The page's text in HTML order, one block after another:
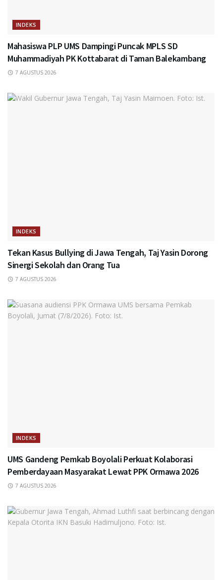
INDEKS
Mahasiswa PLP UMS Dampingi Puncak MPLS SD
Muhammadiyah PK Kottabarat di Taman Balekambang
7 AGUSTUS 2026
INDEKS
Tekan Kasus Bullying di Jawa Tengah, Taj Yasin Dorong
Sinergi Sekolah dan Orang Tua
7 AGUSTUS 2026
INDEKS
UMS Gandeng Pemkab Boyolali Perkuat Kolaborasi
Pemberdayaan Masyarakat Lewat PPK Ormawa 2026
7 AGUSTUS 2026